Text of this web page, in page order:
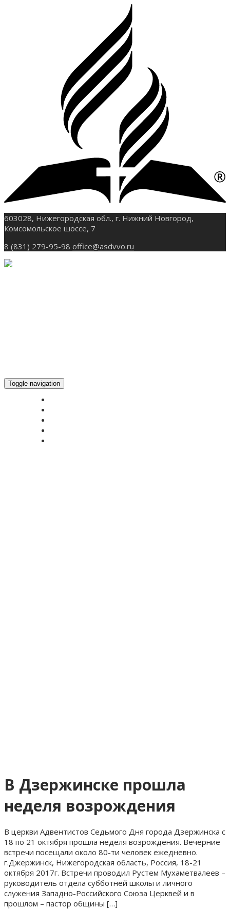
603028, Нижегородская обл., г. Нижний Новгород,
Комсомольское шоссе, 7
8 (831) 279-95-98 office@asdvvo.ru
Toggle navigation
В Дзержинске прошла
неделя возрождения
В церкви Адвентистов Седьмого Дня города Дзержинска с
18 по 21 октября прошла неделя возрождения. Вечерние
встречи посещали около 80-ти человек ежедневно.
г.Джержинск, Нижегородская область, Россия, 18-21
октября 2017г. Встречи проводил Рустем Мухаметвалеев –
руководитель отдела субботней школы и личного
служения Западно-Российского Союза Церквей и в
прошлом – пастор общины […]